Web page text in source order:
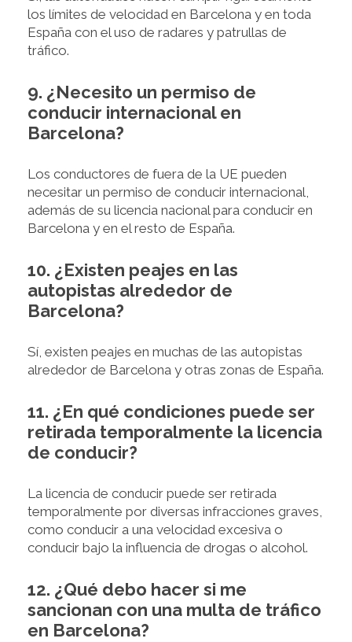
los límites de velocidad en Barcelona y en toda
España con el uso de radares y patrullas de
tráfico.
9. ¿Necesito un permiso de
conducir internacional en
Barcelona?
Los conductores de fuera de la UE pueden
necesitar un permiso de conducir internacional,
además de su licencia nacional para conducir en
Barcelona y en el resto de España.
10. ¿Existen peajes en las
autopistas alrededor de
Barcelona?
Sí, existen peajes en muchas de las autopistas
alrededor de Barcelona y otras zonas de España.
11. ¿En qué condiciones puede ser
retirada temporalmente la licencia
de conducir?
La licencia de conducir puede ser retirada
temporalmente por diversas infracciones graves,
como conducir a una velocidad excesiva o
conducir bajo la influencia de drogas o alcohol.
12. ¿Qué debo hacer si me
sancionan con una multa de tráfico
en Barcelona?